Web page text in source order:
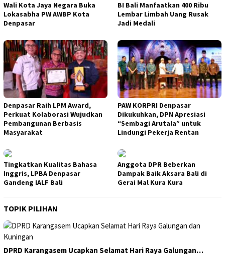
Wali Kota Jaya Negara Buka
Lokasabha PW AWBP Kota
Denpasar
BI Bali Manfaatkan 400 Ribu
Lembar Limbah Uang Rusak
Jadi Medali
Denpasar Raih LPM Award,
Perkuat Kolaborasi Wujudkan
Pembangunan Berbasis
Masyarakat
PAW KORPRI Denpasar
Dikukuhkan, DPN Apresiasi
“Sembagi Arutala” untuk
Lindungi Pekerja Rentan
Tingkatkan Kualitas Bahasa
Inggris, LPBA Denpasar
Gandeng IALF Bali
Anggota DPR Beberkan
Dampak Baik Aksara Bali di
Gerai Mal Kura Kura
TOPIK PILIHAN
DPRD Karangasem Ucapkan Selamat Hari Raya Galungan…